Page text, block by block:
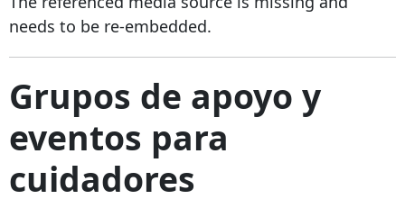
needs to be re-embedded.
Grupos de apoyo y
eventos para
cuidadores